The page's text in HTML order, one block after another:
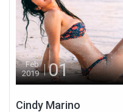
Feb
2019
01
Cindy Marino